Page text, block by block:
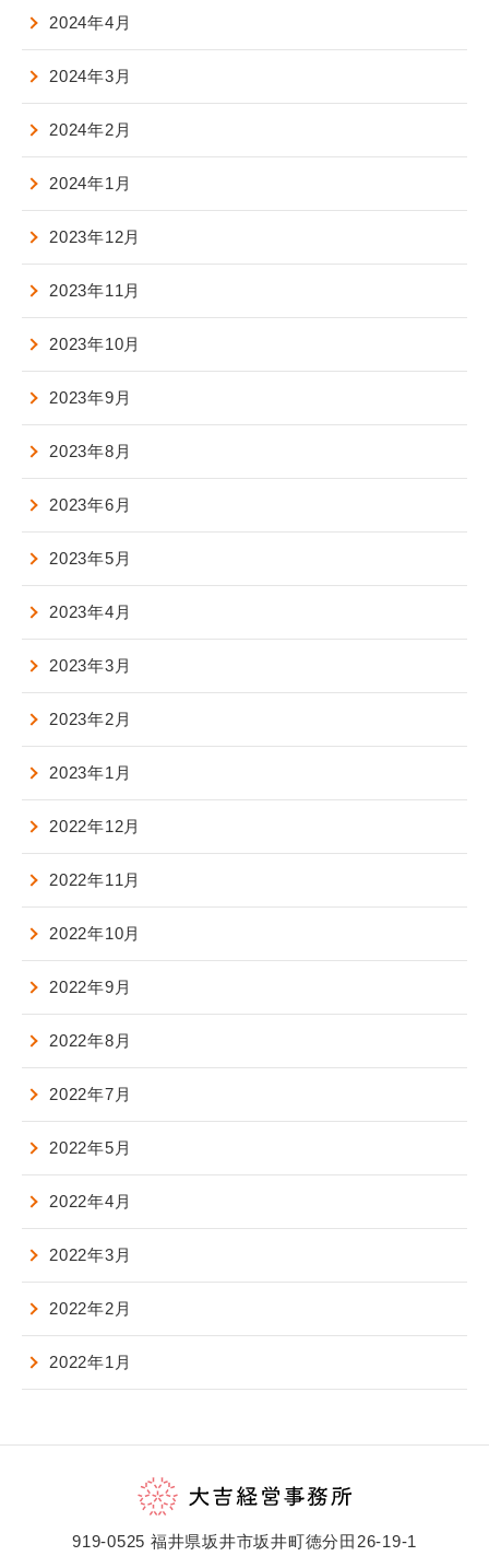
2024年4月
2024年3月
2024年2月
2024年1月
2023年12月
2023年11月
2023年10月
2023年9月
2023年8月
2023年6月
2023年5月
2023年4月
2023年3月
2023年2月
2023年1月
2022年12月
2022年11月
2022年10月
2022年9月
2022年8月
2022年7月
2022年5月
2022年4月
2022年3月
2022年2月
2022年1月
919-0525 福井県坂井市坂井町徳分田26-19-1